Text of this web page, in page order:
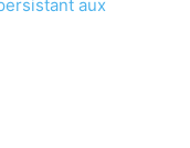
aux